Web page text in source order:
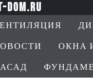
dom.ru
ОКНА